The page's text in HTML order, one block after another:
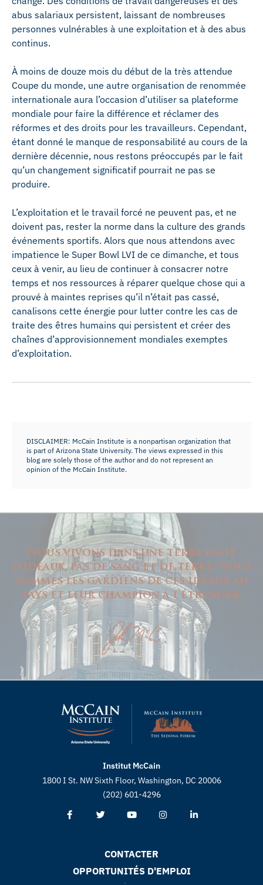
abus salariaux persistent, laissant de nombreuses
personnes vulnérables à une exploitation et à des abus
continus.
À moins de douze mois du début de la très attendue
Coupe du monde, une autre organisation de renommée
internationale aura l’occasion d’utiliser sa plateforme
mondiale pour faire la différence et réclamer des
réformes et des droits pour les travailleurs. Cependant,
étant donné le manque de responsabilité au cours de la
dernière décennie, nous restons préoccupés par le fait
qu’un changement significatif pourrait ne pas se
produire.
L’exploitation et le travail forcé ne peuvent pas, et ne
doivent pas, rester la norme dans la culture des grands
événements sportifs. Alors que nous attendons avec
impatience le Super Bowl LVI de ce dimanche, et tous
ceux à venir, au lieu de continuer à consacrer notre
temps et nos ressources à réparer quelque chose qui a
prouvé à maintes reprises qu’il n’était pas cassé,
canalisons cette énergie pour lutter contre les cas de
traite des êtres humains qui persistent et créer des
chaînes d’approvisionnement mondiales exemptes
d’exploitation.
DISCLAIMER: McCain Institute is a nonpartisan organization that
is part of Arizona State University. The views expressed in this
blog are solely those of the author and do not represent an
opinion of the McCain Institute.
Nous vivons dans une terre faite
d'idéaux, pas de sang et de terre. Nous
sommes les gardiens de ces idéaux au
pays et leur champion à l'étranger.
Institut McCain
1800 I St. NW Sixth Floor, Washington, DC 20006
(202) 601-4296
CONTACTER
OPPORTUNITÉS D'EMPLOI